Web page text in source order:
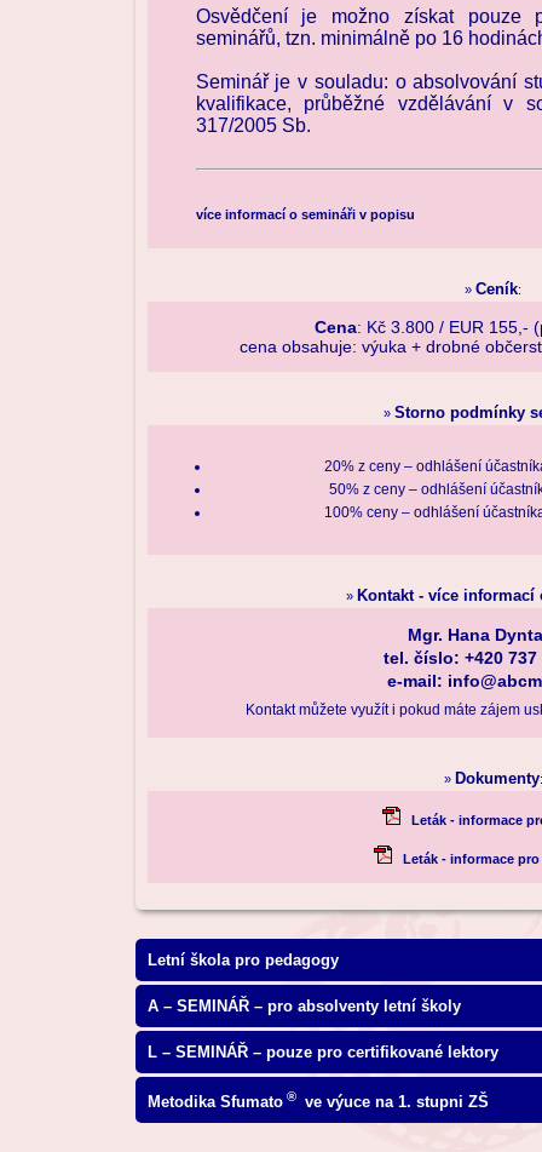
Osvědčení je možno získat pouze
seminářů, tzn. minimálně po 16
Seminář je v souladu: o absolvování
kvalifikace, průběžné vzdělávání v
317/2005 Sb.
více informací o semináři v popisu
» Ceník:
Cena: Kč 3.800 / EUR 155,-
cena obsahuje: výuka + drobné
» Storno podmínky
20% z ceny – odhlášení
50% z ceny – odhlášení
100% ceny – odhlášení
» Kontakt - více informací
Mgr. Hana
tel. číslo: +420 737
e-mail:
Kontakt můžete využít i pokud máte zájem
» Dokumenty:
Leták - informace
Leták - informace
Letní škola pro pedagogy
A – SEMINÁŘ – pro absolventy letní školy
L – SEMINÁŘ – pouze pro certifikované lektory
Metodika Sfumato ® ve výuce na 1. stupni ZŠ